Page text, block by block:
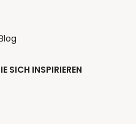
SICH INSPIRIEREN